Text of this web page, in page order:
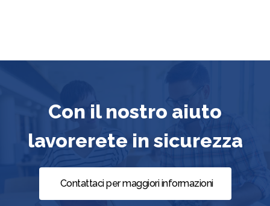
Con il nostro aiuto
lavorerete in sicurezza
Contattaci per maggiori informazioni